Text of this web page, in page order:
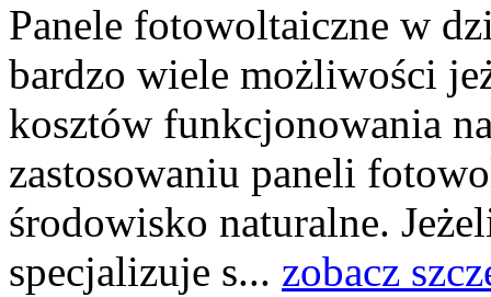
Panele fotowoltaiczne w
bardzo wiele możliwości
kosztów funkcjonowania
zastosowaniu paneli
środowisko naturalne.
specjalizuje s... zobacz